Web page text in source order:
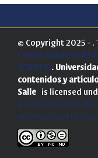
© Copyright 2025 - .
Centro Superior de
(CSEULS).
contenidos y
Salle is licensed
Reconocimiento-
Internacional License